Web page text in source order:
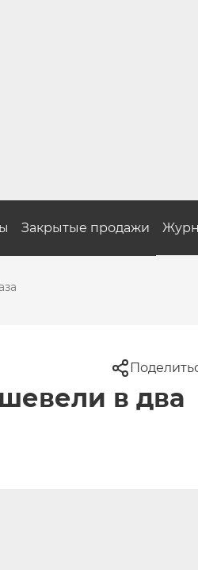
Закрытые продажи
в два